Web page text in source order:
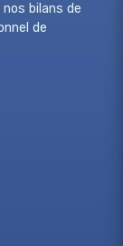
bilans de
de